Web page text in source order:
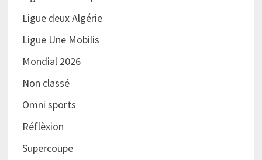
Ligue deux Algérie
Ligue Une Mobilis
Mondial 2026
Non classé
Omni sports
Réflèxion
Supercoupe